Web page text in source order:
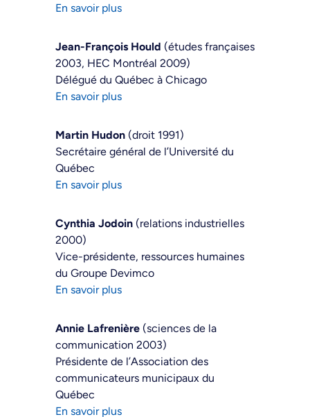
En savoir plus
Jean-François Hould (études françaises
2003, HEC Montréal 2009)
Délégué du Québec à Chicago
En savoir plus
Martin Hudon (droit 1991)
Secrétaire général de l’Université du
Québec
En savoir plus
Cynthia Jodoin (relations industrielles
2000)
Vice-présidente, ressources humaines
du Groupe Devimco
En savoir plus
Annie Lafrenière (sciences de la
communication 2003)
Présidente de l’Association des
communicateurs municipaux du
Québec
En savoir plus